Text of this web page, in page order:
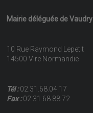
Mairie déléguée de Vaudry
10 Rue Raymond Lepetit
14500 Vire Normandie
Tél :02.31.68.04.17
Fax :02.31.68.88.72